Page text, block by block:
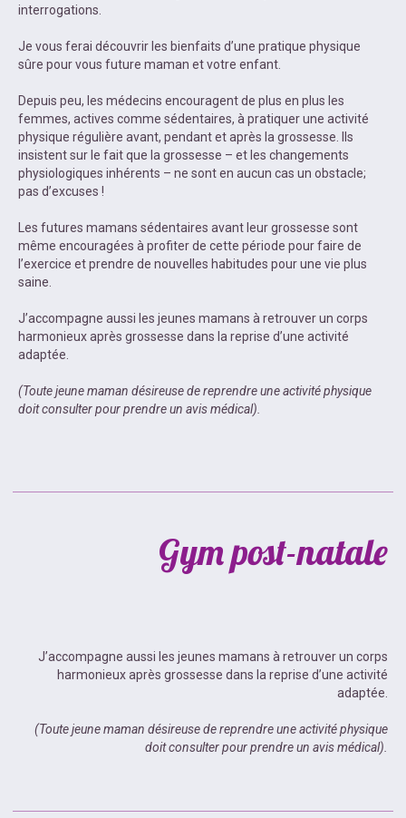
interrogations.
Je vous ferai découvrir les bienfaits d’une pratique physique
sûre pour vous future maman et votre enfant.
Depuis peu, les médecins encouragent de plus en plus les
femmes, actives comme sédentaires, à pratiquer une activité
physique régulière avant, pendant et après la grossesse. Ils
insistent sur le fait que la grossesse – et les changements
physiologiques inhérents – ne sont en aucun cas un obstacle;
pas d’excuses !
Les futures mamans sédentaires avant leur grossesse sont
même encouragées à profiter de cette période pour faire de
l’exercice et prendre de nouvelles habitudes pour une vie plus
saine.
J’accompagne aussi les jeunes mamans à retrouver un corps
harmonieux après grossesse dans la reprise d’une activité
adaptée.
(Toute jeune maman désireuse de reprendre une activité physique
doit consulter pour prendre un avis médical).
Gym post-natale
J’accompagne aussi les jeunes mamans à retrouver un corps
harmonieux après grossesse dans la reprise d’une activité
adaptée.
(Toute jeune maman désireuse de reprendre une activité physique
doit consulter pour prendre un avis médical).